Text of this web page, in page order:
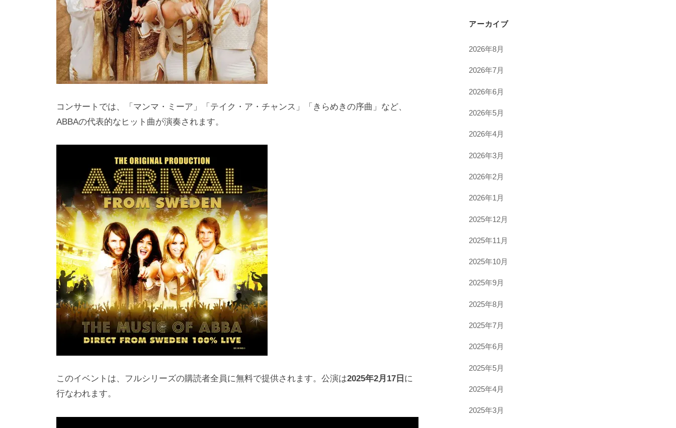
コンサートでは、「マンマ・ミーア」「テイク・ア・チャンス」「きらめきの序曲」など、
ABBAの代表的なヒット曲が演奏されます。
このイベントは、フルシリーズの購読者全員に無料で提供されます。公演は2025年2月17日 に
行なわれます。
アーカイブ
2026年8月
2026年7月
2026年6月
2026年5月
2026年4月
2026年3月
2026年2月
2026年1月
2025年12月
2025年11月
2025年10月
2025年9月
2025年8月
2025年7月
2025年6月
2025年5月
2025年4月
2025年3月